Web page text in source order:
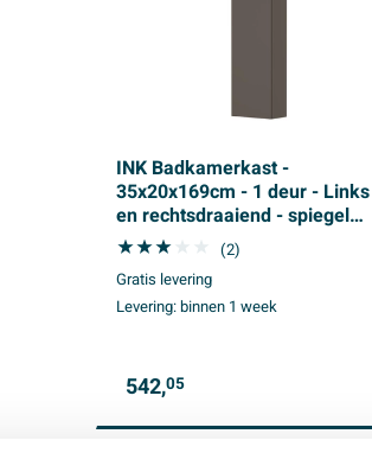
INK Badkamerkast -
35x20x169cm - 1 deur - Links
en rechtsdraaiend - spiegel
binnenzijde - MDF lak - taupe
(2)
Gratis levering
Levering:binnen 1 week
542,05